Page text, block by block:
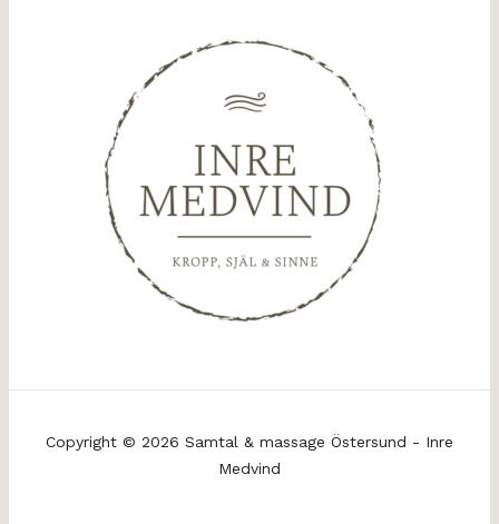
Copyright © 2026 Samtal & massage Östersund - Inre
Medvind